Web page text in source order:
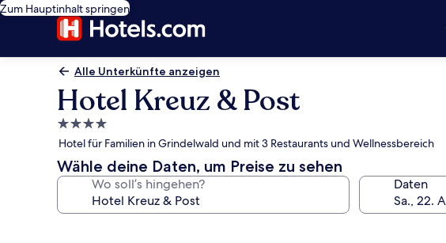
Zum Hauptinhalt springen
Alle Unterkünfte anzeigen
Hotel Kreuz & Post
4.0-
Sterne-
Unterkunft
Hotel für Familien in Grindelwald und mit 3 Restaurants und Wellnessbereich
Wähle deine Daten, um Preise zu sehen
Wo soll’s hingehen? Daten